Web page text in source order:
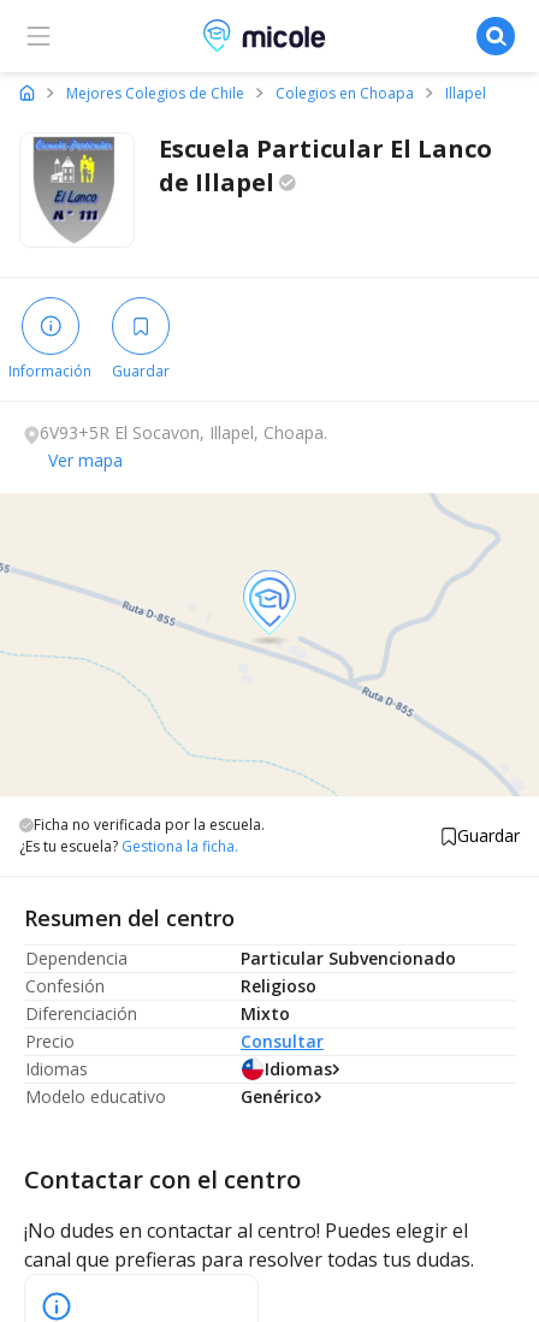
Micole, buscador de colegios
Mejores Colegios de Chile Colegios en Choapa Illapel
Escuela Particular El Lanco
de Illapel
Información Guardar
6V93+5R El Socavon, Illapel, Choapa.
Ver mapa
Ficha no verificada por la escuela.
¿Es tu escuela? Gestiona la ficha. Guardar
Resumen del centro
Dependencia
Particular Subvencionado
Confesión
Religioso
Diferenciación
Mixto
Precio
Consultar
Idiomas
Idiomas
Modelo educativo
Genérico
Contactar con el centro
¡No dudes en contactar al centro! Puedes elegir el
canal que prefieras para resolver todas tus dudas.